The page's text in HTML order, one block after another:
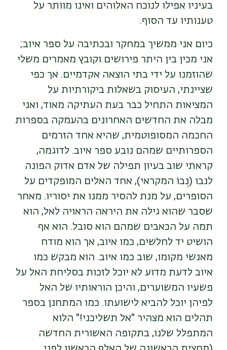
בעיניו אפילו לנוכח האלוהים ואינו מוותר על
טענותיו עד הסוף.
כיום אני ממשיך במחקר ובכתיבה על ספר איוב;
אני מכין בין היתר פירושים וקובץ מאמרים משלי
שהוזמנו על ידי בתי הוצאה אקדמיים. אך כפי
שציינתי, העיסוק בשאלות ביקורתיות על
המציאות התחיל כבר בעת העתיקה מאוד, ואני
מבלה את החדשים האחרונים בהעמקה בספרות
החכמה המסופוטמית, שהיא אחד הזרמים
הספרותיים שמהם נובע ספר איוב. לדוגמה,
קראתי שוב בעיון תפילה של אדם אדוק הפונה
לנבו (נְבוֹ המקראי), אחד האלים המופקדים על
הסופרים, על מנת להסיר ממנו את יסוריו. מאחר
שסבר שהוא גילה את היראה הראויה לאל, הוא
תמה על הכאבים שמהם הוא סובל. הוא אף
הושיט יד לחלשים, כמו איוב, אך הוא מודח
מאנשי מקומו, שוב כמו איוב. הוא מבקש כמו
איוב לדעת מדוע לא יוכל לזכות בסליחת האל על
פשעיו המשוערים, והיכן הוראותיו של האל
לפיהן יוכל להביא לישועתו. כמו המתחנן בספר
תהלים הוא מצהיר "אל תשליכני!" הלוא
המתפלל שלנו, בתקופה האשורית החדשה